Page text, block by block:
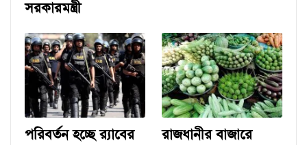
সরকারমন্ত্রী
পরিবর্তন হচ্ছে র‌্যাবের
রাজধানীর বাজারে